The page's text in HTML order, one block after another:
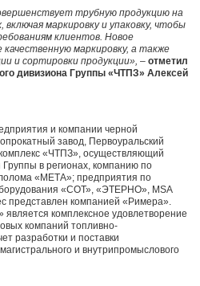
трубную продукцию на
маркировку и упаковку, чтобы
клиентов. Новое
маркировку, а также
и сортировки продукции», – отметил
дивизиона Группы «ЧТПЗ» Алексей
и компании черной
завод, Первоуральский
«ЧТПЗ», осуществляющий
в регионах, компанию по
«МЕТА»; предприятия по
«СОТ», «ЭТЕРНО», MSA
представлен компанией «Римера».
комплексное удовлетворение
компаний топливно-
разработки и поставки
и внутрипромыслового